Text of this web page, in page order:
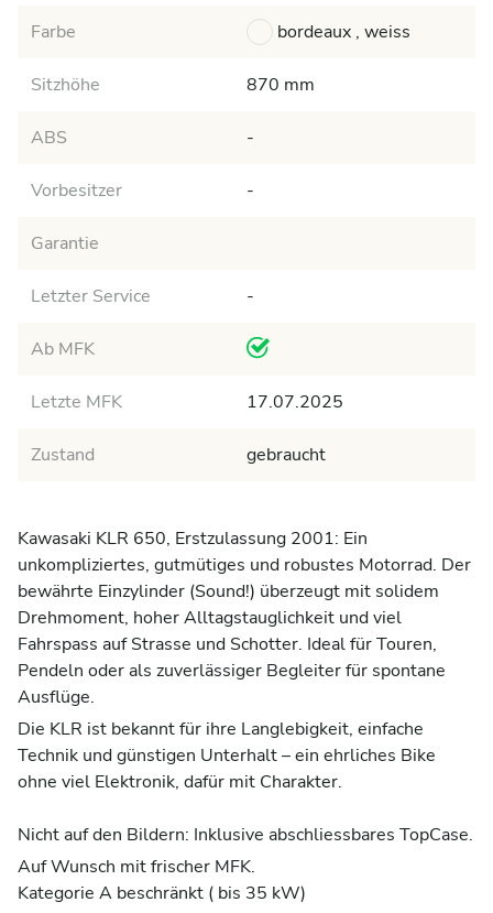
Farbe bordeaux , weiss
Sitzhöhe 870 mm
ABS -
Vorbesitzer -
Garantie
Letzter Service -
Ab MFK
Letzte MFK 17.07.2025
Zustand gebraucht
Kawasaki KLR 650, Erstzulassung 2001: Ein
unkompliziertes, gutmütiges und robustes Motorrad. Der
bewährte Einzylinder (Sound!) überzeugt mit solidem
Drehmoment, hoher Alltagstauglichkeit und viel
Fahrspass auf Strasse und Schotter. Ideal für Touren,
Pendeln oder als zuverlässiger Begleiter für spontane
Ausflüge.
Die KLR ist bekannt für ihre Langlebigkeit, einfache
Technik und günstigen Unterhalt – ein ehrliches Bike
ohne viel Elektronik, dafür mit Charakter.
Nicht auf den Bildern: Inklusive abschliessbares TopCase.
Auf Wunsch mit frischer MFK.
Kategorie A beschränkt ( bis 35 kW)